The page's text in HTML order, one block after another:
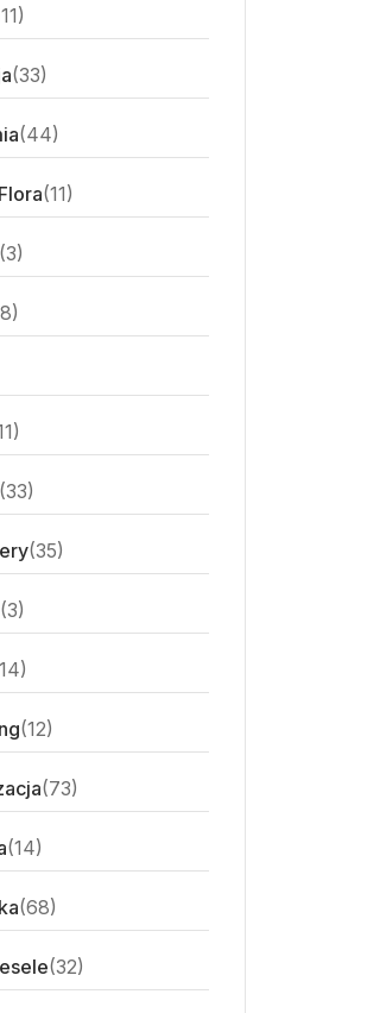
(33)
(44)
(11)
(3)
(33)
(35)
(3)
(12)
(73)
(14)
(68)
(32)